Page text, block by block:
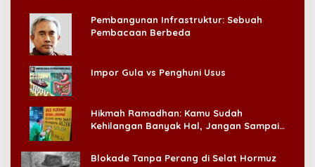
Pembangunan Infrastruktur: Sebuah
Pembacaan Berbeda
Impor Gula vs Penghuni Usus
Hikmah Ramadhan: Kamu Sudah
Kehilangan Banyak Hal, Jangan Sampai
Blokade Tanpa Perang di Selat Hormuz